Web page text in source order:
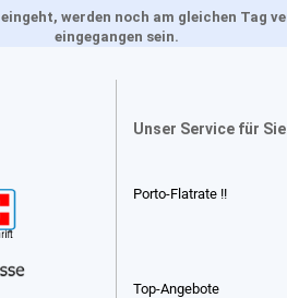
werden noch am gleichen Tag
eingegangen sein.
Unser Service für
Porto-Flatrate !!
Top-Angebote